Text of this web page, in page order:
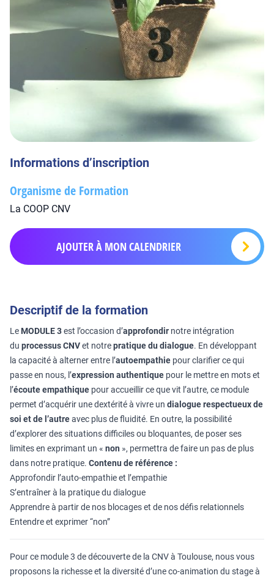
Informations d’inscription
Organisme de Formation
La COOP CNV
AJOUTER À MON CALENDRIER
Descriptif de la formation
Le MODULE 3est l’occasion d’approfondir notre intégration
du processus CNVet notrepratique du dialogue. En développant
la capacité à alterner entre l’autoempathie pour clarifier ce qui
passe en nous, l’expression authentique pour le mettre en mots et
l’écoute empathique pour accueillir ce que vit l’autre, ce module
permet d’acquérir une dextérité à vivre un dialogue respectueux de
soi et de l’autreavec plus de fluidité. En outre, la possibilité
d’explorer des situations difficiles ou bloquantes, de poser ses
limites en exprimant un « non », permettra de faire un pas de plus
dans notre pratique. Contenu de référence :
Approfondir l’auto-empathie et l’empathie
S’entraîner à la pratique du dialogue
Apprendre à partir de nos blocages et de nos défis relationnels
Entendre et exprimer “non”
Pour ce module 3 de découverte de la CNV à Toulouse, nous vous
proposons la richesse et la diversité d’une co-animation du stage à